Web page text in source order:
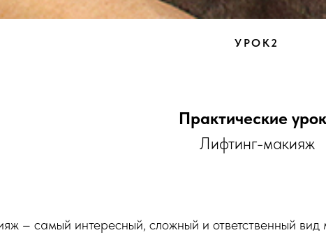
УРОК2
Практические
Лифтинг-макияж
– самый интересный, сложный и ответственный